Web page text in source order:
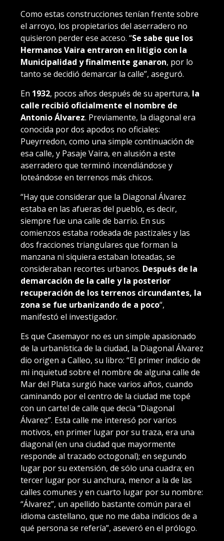
Como estas construcciones tenían frente sobre
el arroyo, los propietarios del aserradero no
quisieron perder ese acceso. “Se sabe que los
Hermanos Vaira entraron en litigio con la
Municipalidad y finalmente ganaron, por lo
tanto se decidió demarcar la calle”, aseguró.
En 1932, pocos años después de su apertura, la
calle recibió oficialmente el nombre de
Antonio Álvarez. Previamente, la diagonal era
conocida por dos apodos no oficiales:
Pueyrredon, como una simple continuación de
esa calle, y Pasaje Vaira, en alusión a este
aserradero que terminó incendiándose y
loteándose en terrenos más chicos.
“Hay que considerar que la Diagonal Álvarez
estaba en las afueras del pueblo, es decir,
siempre fue una calle de barrio. En sus
comienzos estaba rodeada de pastizales y las
dos fracciones triangulares que forman la
manzana ni siquiera estaban loteadas, se
consideraban recortes urbanos. Después de la
demarcación de la calle y la posterior
recuperación de los terrenos circundantes, la
zona se fue urbanizando de a poco“,
manifestó el investigador.
Es que Casemayor no es un simple apasionado
de la urbanística de la ciudad, la Diagonal Álvarez
dio origen a Calleo, su libro: “El primer indicio de
mi inquietud sobre el nombre de alguna calle de
Mar del Plata surgió hace varios años, cuando
caminando por el centro de la ciudad me topé
con un cartel de calle que decía “Diagonal
Álvarez”. Esta calle me interesó por varios
motivos, en primer lugar por su traza, era una
diagonal (en una ciudad que mayormente
responde al trazado octogonal); en segundo
lugar por su extensión, de sólo una cuadra; en
tercer lugar por su anchura, menor a la de las
calles comunes y en cuarto lugar por su nombre:
“Álvarez”, un apellido bastante común para el
idioma castellano, que no me daba indicios de a
qué persona se refería”, aseveró en el prólogo.